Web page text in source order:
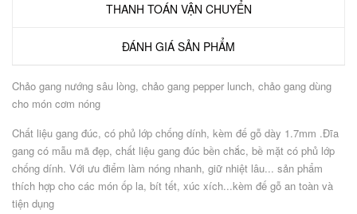
THANH TOÁN VẬN CHUYỂN
ĐÁNH GIÁ SẢN PHẨM
Chảo gang nướng sâu lòng, chảo gang pepper lunch, chảo gang dùng
cho món cơm nóng
Chất liệu gang đúc, có phủ lớp chống dính, kèm đế gỗ dày 1.7mm .Đĩa
gang có mẫu mã đẹp, chất liệu gang đúc bền chắc, bề mặt có phủ lớp
chống dính. Với ưu điểm làm nóng nhanh, giữ nhiệt lâu... sản phẩm
thích hợp cho các món ốp la, bít tết, xúc xích...kèm đế gỗ an toàn và
tiện dụng